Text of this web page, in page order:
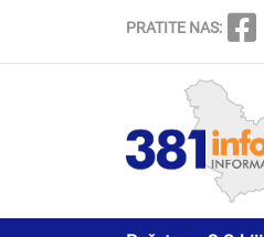
PRATITE NAS: